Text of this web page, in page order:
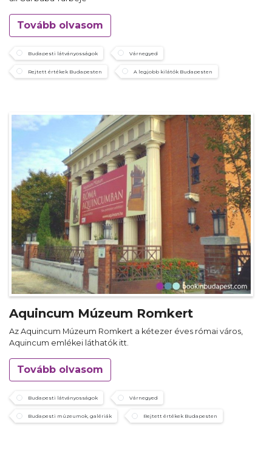
Tovább olvasom
Budapesti látványosságok Várnegyed
Rejtett értékek Budapesten A legjobb kilátók Budapesten
Aquincum Múzeum Romkert
Az Aquincum Múzeum Romkert a kétezer éves római város,
Aquincum emlékei láthatók itt.
Tovább olvasom
Budapesti látványosságok Várnegyed
Budapesti múzeumok, galériák Rejtett értékek Budapesten